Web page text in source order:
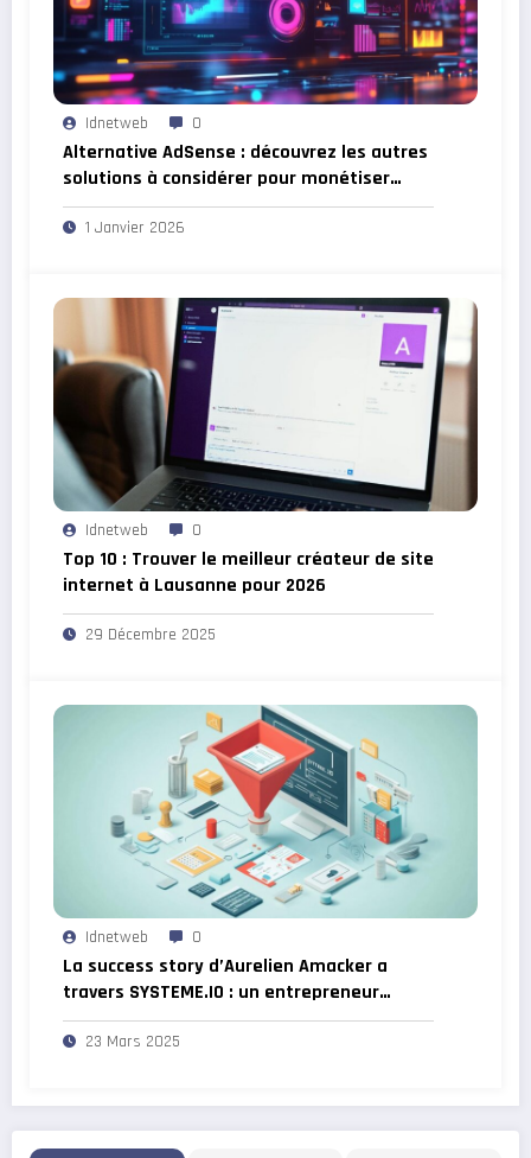
Idnetweb 0
Alternative AdSense : découvrez les autres
solutions à considérer pour monétiser
votre site web !
1 Janvier 2026
Idnetweb 0
Top 10 : Trouver le meilleur créateur de site
internet à Lausanne pour 2026
29 Décembre 2025
Idnetweb 0
La success story d’Aurelien Amacker a
travers SYSTEME.IO : un entrepreneur
francais qui inspire
23 Mars 2025